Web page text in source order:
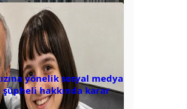
yönelik sosyal medya
şüpheli hakkında karar